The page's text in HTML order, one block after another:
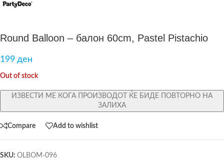
Round Balloon – балон 60cm, Pastel Pistachio
199 ден
Out of stock
ИЗВЕСТИ МЕ КОГА ПРОИЗВОДОТ ЌЕ БИДЕ ПОВТОРНО НА
ЗАЛИХА
Compare Add to wishlist
SKU: OLBOM-096